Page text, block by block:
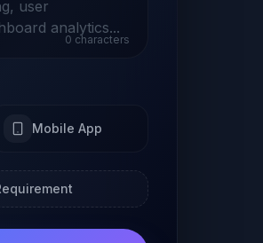
0 characters
Mobile App